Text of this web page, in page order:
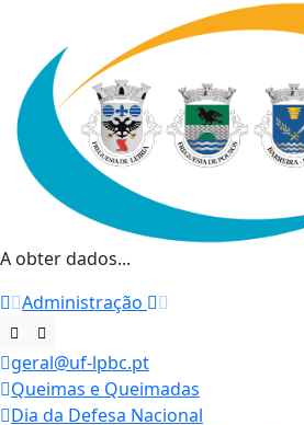
A obter dados...
Administração
geral@uf-lpbc.pt
Queimas e Queimadas
Dia da Defesa Nacional